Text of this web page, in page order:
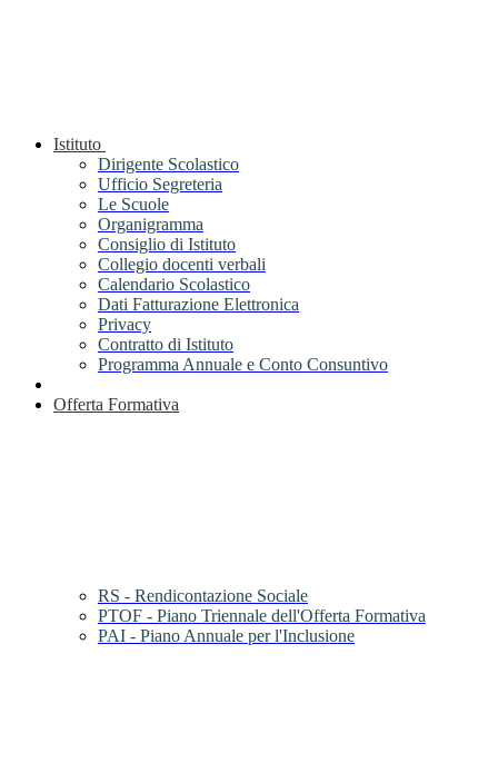
Istituto
Dirigente Scolastico
Ufficio Segreteria
Le Scuole
Organigramma
Consiglio di Istituto
Collegio docenti verbali
Calendario Scolastico
Dati Fatturazione Elettronica
Privacy
Contratto di Istituto
Programma Annuale e Conto Consuntivo
Offerta Formativa
RS - Rendicontazione Sociale
PTOF - Piano Triennale dell'Offerta Formativa
PAI - Piano Annuale per l'Inclusione